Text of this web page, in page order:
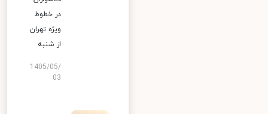
در خطوط
ویژه تهران
از شنبه
1405/05/
03